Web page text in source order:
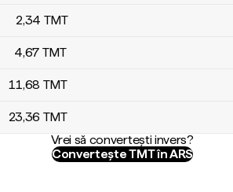
2,34 TMT
4,67 TMT
11,68 TMT
23,36 TMT
Vrei să convertești invers?
Convertește TMT în ARS